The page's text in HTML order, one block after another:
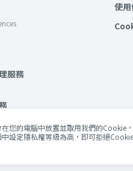
服務
使
您的電腦中放置並取用我們的Cookie
設定隱私權等級為高，即可拒絕